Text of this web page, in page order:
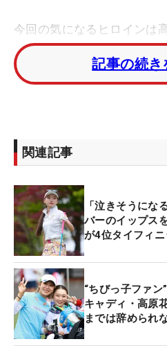
今回の気になるヒロインは
生まれの20歳。ネクストヒ
「Sky All Sky Ladies Cup」
シーズンまではドライバー
ているという。
「最初は歯磨き、次に顔を
お化粧をしてからご飯を食
に着いたら、また歯磨きを
●夜寝る前のルーティンは？
「テレビのドラマを見るの
●スカート派、それともパン
記事の続き
関連記事
「泣きそうにな
バーのイップス
が4位タイフィニ
“ちびっ子ファ
キャディ・高原
までは辞められ